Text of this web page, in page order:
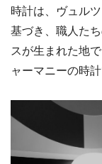
時計は、ヴュル
基づき、職人た
スが生まれた地
ャーマニーの時計